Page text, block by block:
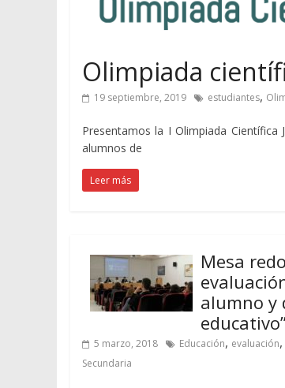
Olimpiada
19 septiembre, 2019 estudiantes,
Presentamos la I Olimpiada Científica
alumnos de
Leer más
Mesa
alumno y
5 marzo, 2018 Educación, evaluación,
Secundaria